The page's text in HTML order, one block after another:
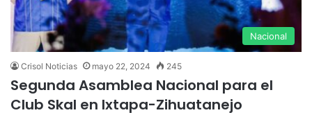
Nacional
Crisol Noticias mayo 22, 2024 245
Segunda Asamblea Nacional para el
Club Skal en Ixtapa-Zihuatanejo